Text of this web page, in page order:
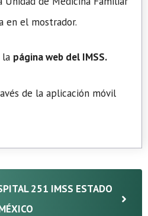
en el mostrador.
la página web del IMSS.
de la aplicación móvil
251 IMSS ESTADO